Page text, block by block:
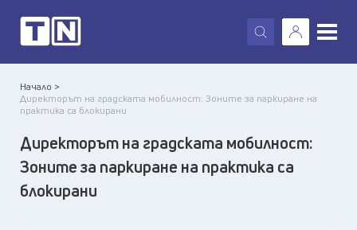
X
Начало >
Директорът на градската мобилност: Зоните за паркиране на
практика са блокирани
Директорът на градската мобилност:
Зоните за паркиране на практика са
блокирани